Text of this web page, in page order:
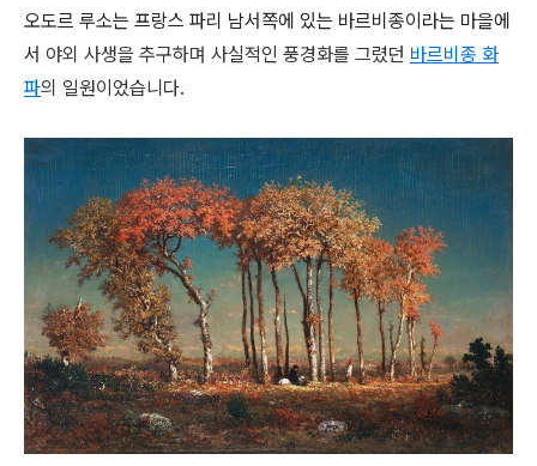
오도르 루소는 프랑스 파리 남서쪽에 있는 바르비종이라는 마을에
서 야외 사생을 추구하며 사실적인 풍경화를 그렸던 바르비종 화
파의 일원이었습니다.